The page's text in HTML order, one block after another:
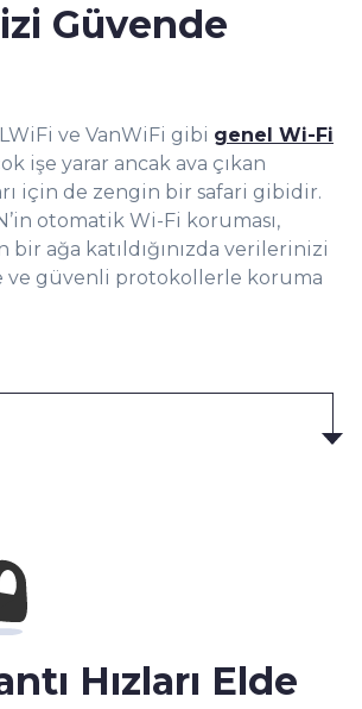
Güvende
ve VanWiFi gibi genel Wi-Fi
işe yarar ancak ava çıkan
için de zengin bir safari gibidir.
otomatik Wi-Fi koruması,
bir ağa katıldığınızda verilerinizi
ve güvenli protokollerle koruma
Hızları Elde